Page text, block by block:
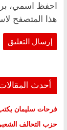
احفظ اسمي،
هذا المتصفح
أحدث
فرحات سليمان
حزب التحالف